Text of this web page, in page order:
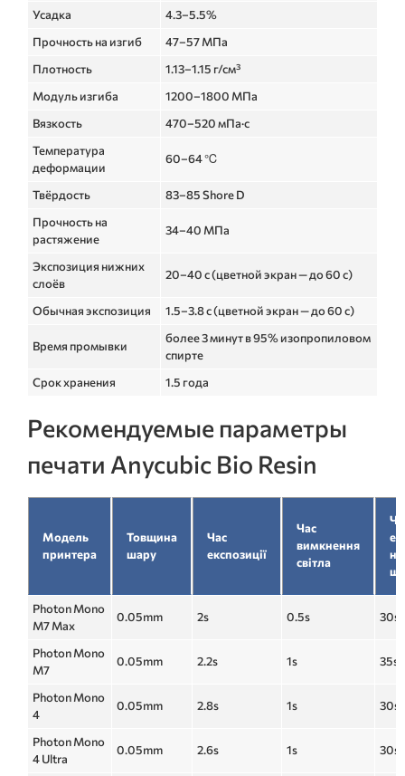
Усадка
4.3–5.5%
Прочность на изгиб
47–57 МПа
Плотность
1.13–1.15 г/см³
Модуль изгиба
1200–1800 МПа
Вязкость
470–520 мПа·с
Температура
деформации
60–64 ℃
Твёрдость
83–85 Shore D
Прочность на
растяжение
34–40 МПа
Экспозиция нижних
слоёв
20–40 с (цветной экран — до 60 с)
Обычная экспозиция 1.5–3.8 с (цветной экран — до 60 с)
Время промывки
более 3 минут в 95% изопропиловом
спирте
Срок хранения
1.5 года
Рекомендуемые параметры
печати Anycubic Bio Resin
Модель
принтера
Товщина
шару
Час
експозиції
Час
вимкнення
світла
Photon Mono
M7 Max
0.05mm 2s 0.5s 30s
Photon Mono
M7
0.05mm 2.2s 1s 35s
Photon Mono
4
0.05mm 2.8s 1s 30s
Photon Mono
4 Ultra
0.05mm 2.6s 1s 30s